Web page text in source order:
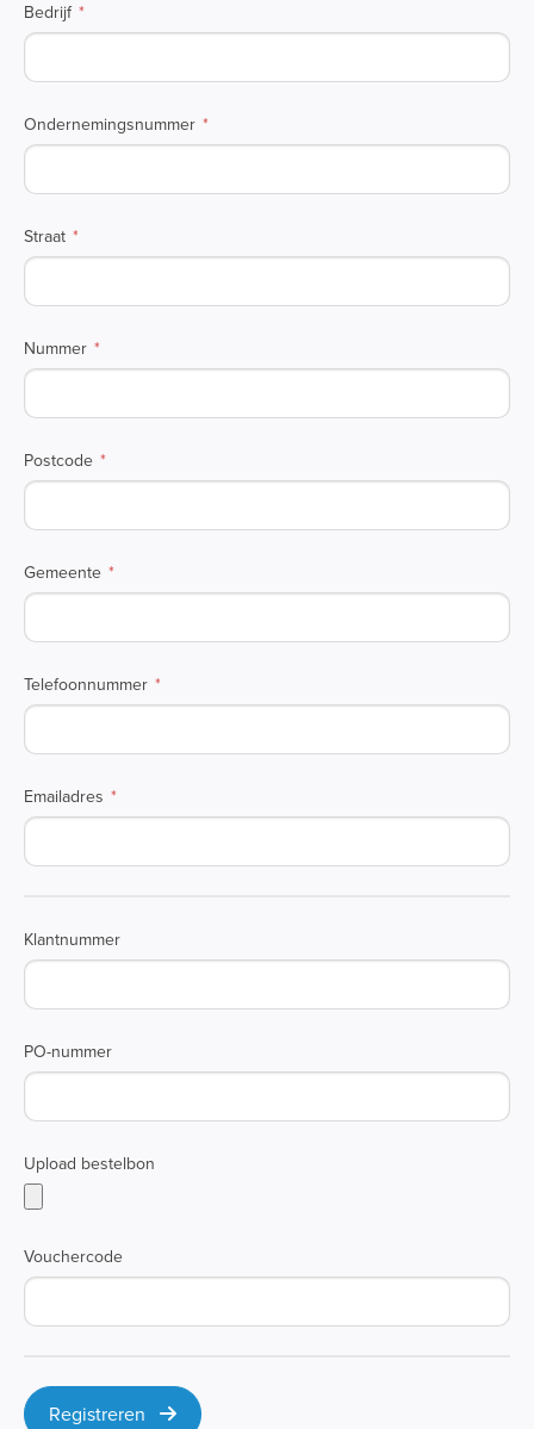
Bedrijf
Ondernemingsnummer
Straat
Nummer
Postcode
Gemeente
Telefoonnummer
Emailadres
Klantnummer
PO-nummer
Upload bestelbon
Vouchercode
Registreren